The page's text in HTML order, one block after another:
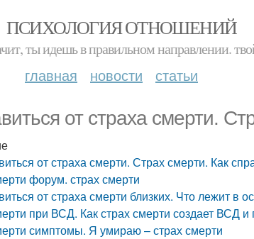
ПСИХОЛОГИЯ ОТНОШЕНИЙ
ты идешь в правильном направлении.
главная новости статьи
от страха смерти.
от страха смерти. Страх смерти. Как
форум. страх смерти
от страха смерти близких. Что лежит в
при ВСД. Как страх смерти создает ВСД и
симптомы. Я умираю – страх смерти